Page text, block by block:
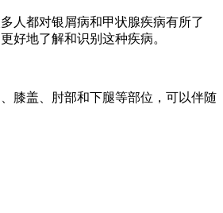
人都对银屑病和甲状腺疾病有所了
好地了解和识别这种疾病。
膝盖、肘部和下腿等部位，可以伴随